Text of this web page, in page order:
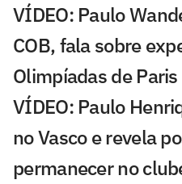
VÍDEO: Paulo
COB, fala sobre
Olimpíadas de
VÍDEO: Paulo
no Vasco e revela
permanecer no